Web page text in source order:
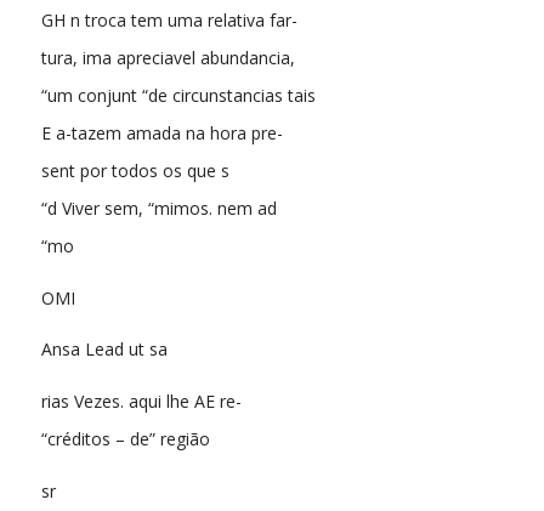
GH n troca tem uma relativa far-
tura, ima apreciavel abundancia,
“um conjunt “de circunstancias tais
E a-tazem amada na hora pre-
sent por todos os que s
“d Viver sem, “mimos. nem ad
“mo
OMI
Ansa Lead ut sa
rias Vezes. aqui lhe AE re-
“créditos – de” região
sr